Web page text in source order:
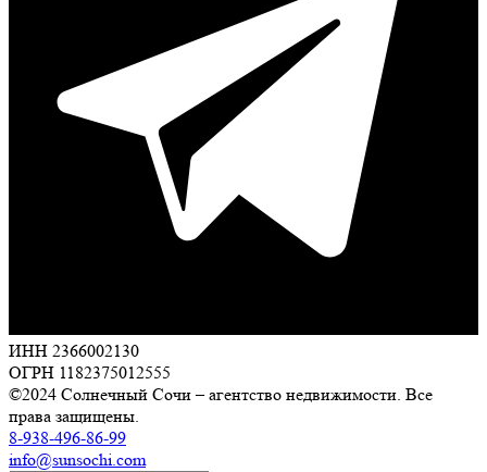
ИНН 2366002130
ОГРН 1182375012555
©2024 Солнечный Сочи – агентство недвижимости. Все
права защищены.
8-938-496-86-99
info@sunsochi.com